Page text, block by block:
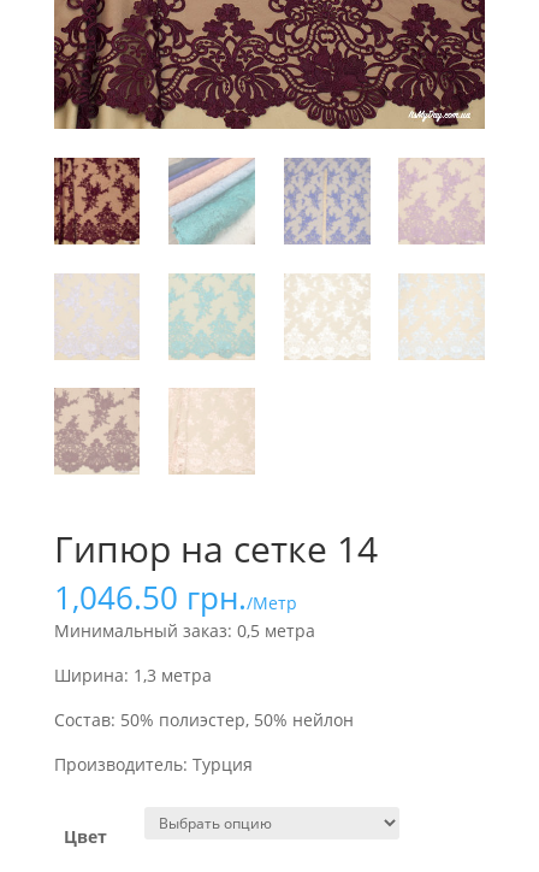
Гипюр на сетке 14
1,046.50 грн./Метр
Минимальный заказ: 0,5 метра
Ширина: 1,3 метра
Состав: 50% полиэстер, 50% нейлон
Производитель: Турция
Цвет